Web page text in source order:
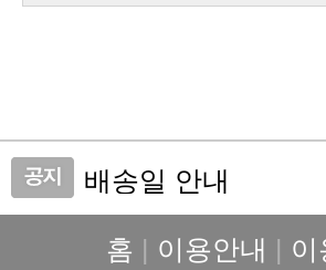
배송일 안내
가격 인상 안내
설연휴 배송중단
홈 | 이용안내 | 이